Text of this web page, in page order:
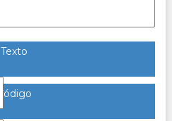
Texto
Código